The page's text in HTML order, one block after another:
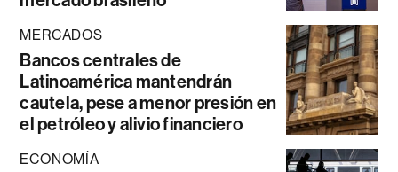
MERCADOS
Bancos centrales de
Latinoamérica mantendrán
cautela, pese a menor presión en
el petróleo y alivio financiero
ECONOMÍA